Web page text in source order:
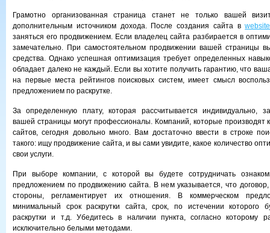
Грамотно организованная страница станет не только вашей
дополнительным источником дохода. После создания сайта в
заняться его продвижением. Если владелец сайта разбирается в
замечательно. При самостоятельном продвижении вашей страницы
средства. Однако успешная оптимизация требует определенных
обладает далеко не каждый. Если вы хотите получить гарантию, что
на первые места рейтингов поисковых систем, имеет смысл
предложением по раскрутке.
За определенную плату, которая рассчитывается индивидуально,
вашей страницы могут профессионалы. Компаний, которые производят
сайтов, сегодня довольно много. Вам достаточно ввести в строке
такого: ищу продвижение сайта, и вы сами увидите, какое количество
свои услуги.
При выборе компании, с которой вы будете сотрудничать
предложением по продвижению сайта. В нем указывается, что
стороны, регламентирует их отношения. В коммерческом
минимальный срок раскрутки сайта, срок, по истечении которого
раскрутки и т.д. Убедитесь в наличии пункта, согласно которому
исключительно белыми методами.